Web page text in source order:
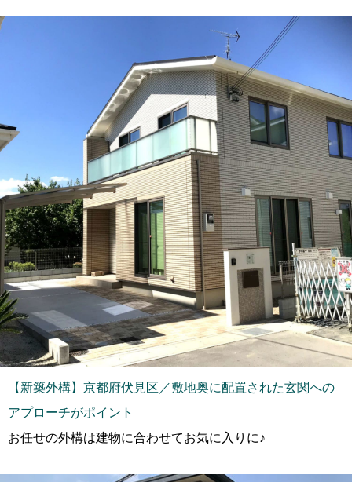
【新築外構】京都府伏見区／敷地奥に配置された玄関への
アプローチがポイント
お任せの外構は建物に合わせてお気に入りに♪